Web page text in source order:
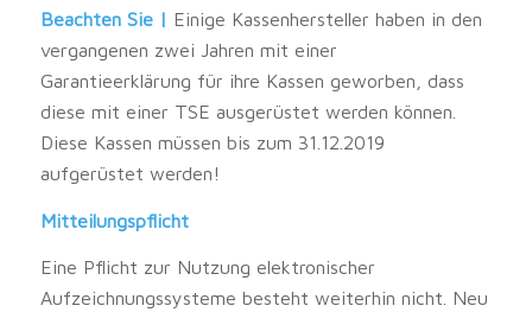
Beachten Sie | Einige Kassenhersteller haben in den
vergangenen zwei Jahren mit einer
Garantieerklärung für ihre Kassen geworben, dass
diese mit einer TSE ausgerüstet werden können.
Diese Kassen müssen bis zum 31.12.2019
aufgerüstet werden!
Mitteilungspflicht
Eine Pflicht zur Nutzung elektronischer
Aufzeichnungssysteme besteht weiterhin nicht. Neu